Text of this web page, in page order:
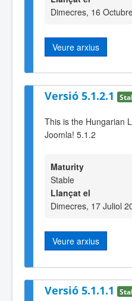
Dimecres, 16
Veure arxius
Versió 5.1.2.1
This is the Hungarian
Joomla! 5.1.2
Maturity
Stable
Llançat el
Dimecres, 17 Juliol
Veure arxius
Versió 5.1.1.1